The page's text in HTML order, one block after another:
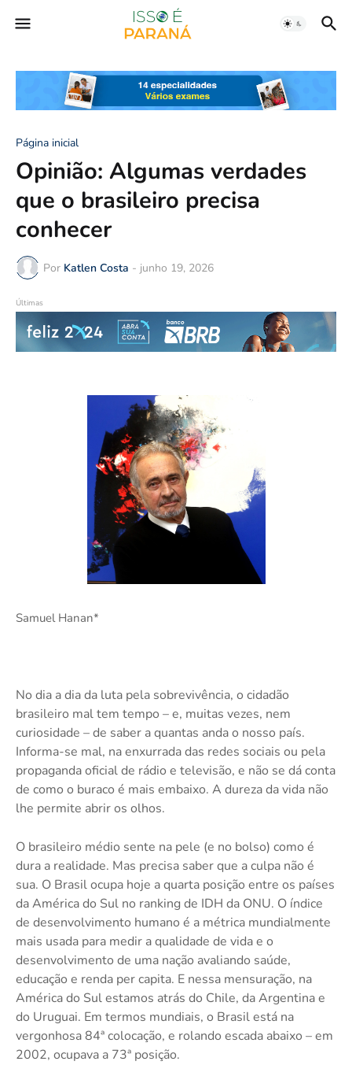
Página inicial
Opinião: Algumas verdades
que o brasileiro precisa
conhecer
Por Katlen Costa - junho 19, 2026
Últimas
Samuel Hanan*
No dia a dia da luta pela sobrevivência, o cidadão
brasileiro mal tem tempo – e, muitas vezes, nem
curiosidade – de saber a quantas anda o nosso país.
Informa-se mal, na enxurrada das redes sociais ou pela
propaganda oficial de rádio e televisão, e não se dá conta
de como o buraco é mais embaixo. A dureza da vida não
lhe permite abrir os olhos.
O brasileiro médio sente na pele (e no bolso) como é
dura a realidade. Mas precisa saber que a culpa não é
sua. O Brasil ocupa hoje a quarta posição entre os países
da América do Sul no ranking de IDH da ONU. O índice
de desenvolvimento humano é a métrica mundialmente
mais usada para medir a qualidade de vida e o
desenvolvimento de uma nação avaliando saúde,
educação e renda per capita. E nessa mensuração, na
América do Sul estamos atrás do Chile, da Argentina e
do Uruguai. Em termos mundiais, o Brasil está na
vergonhosa 84ª colocação, e rolando escada abaixo – em
2002, ocupava a 73ª posição.